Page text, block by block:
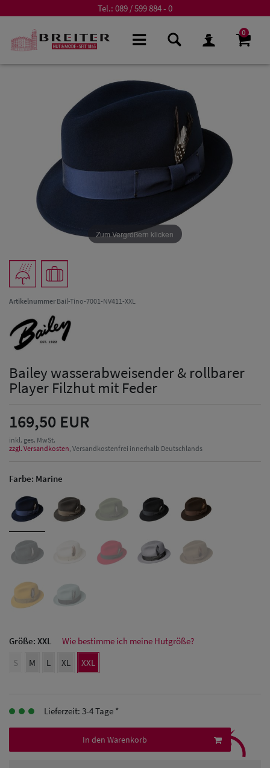
Tel.: 089 / 599 884 - 0
0
Herren Caps
Herren
Baseball Cpas
Schutz Caps
& Visoren
Zum Vergrößern klicken
ArtikelnummerBail-Tino-7001-NV411-XXL
Bailey wasserabweisender & rollbarer
Player Filzhut mit Feder
169,50 EUR
inkl. ges. MwSt.
zzgl. Versandkosten , Versandkostenfrei innerhalb Deutschlands
Farbe: Marine
Größe: XXL
Wie bestimme ich meine Hutgröße?
S
M L XL XXL
Lieferzeit: 3-4 Tage *
In den Warenkorb ⤹